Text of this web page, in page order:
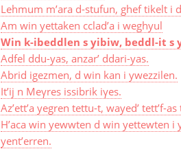
Lehmum m’ara d-stufun, ghef tikelt i
Am win yettaken cclad’a i weghyul
Win k-ibeddlen s yibiw, beddl-it s
Adfel ddu-yas, anzar’ ddari-yas.
Abrid igezmen, d win kan i ywezzilen.
It’ij n Meγres issibrik iγes.
Az’ett’a yegren tettu-t, wayed’ tett’f-
H’aca win yewwten d win yettewten i
yent’erren.